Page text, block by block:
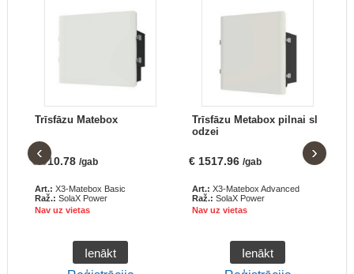
Trīsfāzu Matebox
€ 910.78 /gab
Art.: X3-Matebox Basic
Raž.: SolaX Power
Nav uz vietas
Ienākt
Trīsfāzu Metabox pilnai sl
odzei
€ 1517.96 /gab
Art.: X3-Matebox Advanced
Raž.: SolaX Power
Nav uz vietas
Ienākt
‹ ›